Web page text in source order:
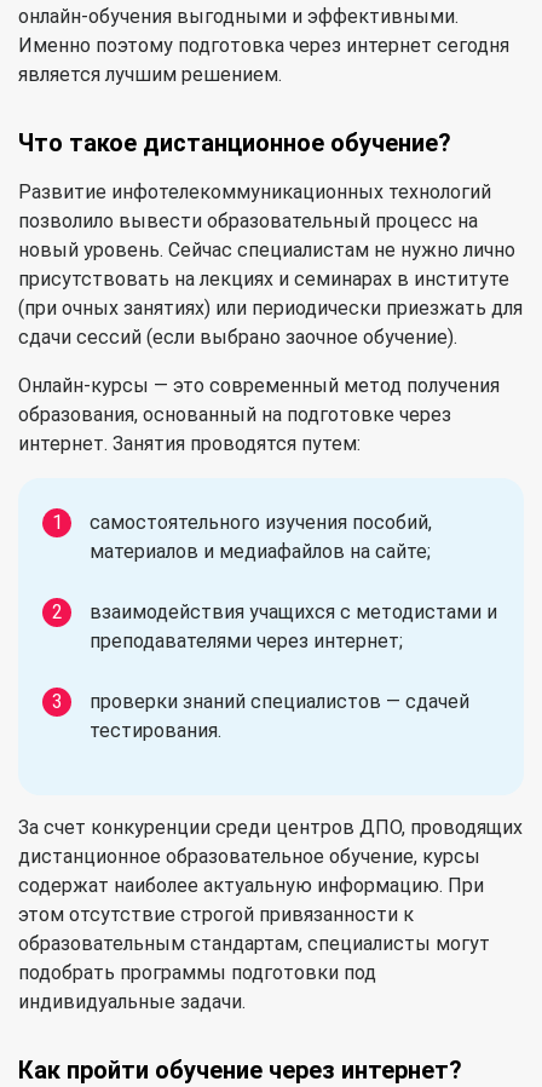
онлайн-обучения выгодными и эффективными.
Именно поэтому подготовка через интернет сегодня
является лучшим решением.
Что такое дистанционное обучение?
Развитие инфотелекоммуникационных технологий
позволило вывести образовательный процесс на
новый уровень. Сейчас специалистам не нужно лично
присутствовать на лекциях и семинарах в институте
(при очных занятиях) или периодически приезжать для
сдачи сессий (если выбрано заочное обучение).
Онлайн-курсы — это современный метод получения
образования, основанный на подготовке через
интернет. Занятия проводятся путем:
самостоятельного изучения пособий,
материалов и медиафайлов на сайте;
взаимодействия учащихся с методистами и
преподавателями через интернет;
проверки знаний специалистов — сдачей
тестирования.
За счет конкуренции среди центров ДПО, проводящих
дистанционное образовательное обучение, курсы
содержат наиболее актуальную информацию. При
этом отсутствие строгой привязанности к
образовательным стандартам, специалисты могут
подобрать программы подготовки под
индивидуальные задачи.
Как пройти обучение через интернет?